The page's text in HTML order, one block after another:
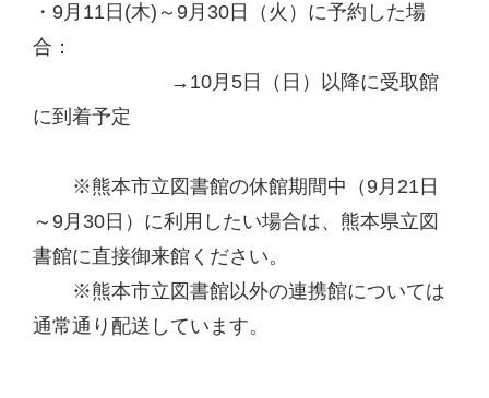
・9月11日(木)～9月30日（火）に予約した場
合：
→10月5日（日）以降に受取館
に到着予定
※熊本市立図書館の休館期間中（9月21日
～9月30日）に利用したい場合は、熊本県立図
書館に直接御来館ください。
※熊本市立図書館以外の連携館については
通常通り配送しています。